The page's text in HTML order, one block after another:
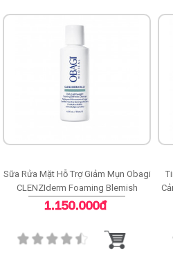
Tinh Chất Dưỡng Sáng Vùng Nhạy
Cảm Miccosmo Beppin Body Virgin
White Serum
600.000đ